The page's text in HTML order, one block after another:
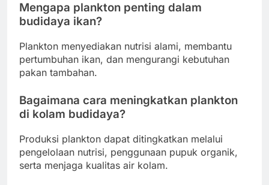
Mengapa plankton penting dalam
budidaya ikan?
Plankton menyediakan nutrisi alami, membantu
pertumbuhan ikan, dan mengurangi kebutuhan
pakan tambahan.
Bagaimana cara meningkatkan plankton
di kolam budidaya?
Produksi plankton dapat ditingkatkan melalui
pengelolaan nutrisi, penggunaan pupuk organik,
serta menjaga kualitas air kolam.